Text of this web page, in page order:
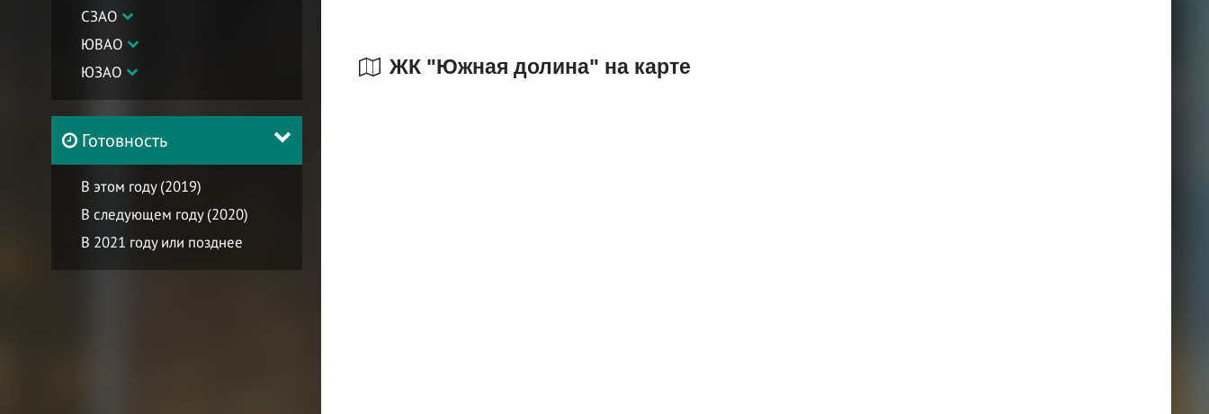
СЗАО
ЮВАО
ЮЗАО
Готовность
В этом году (2019)
В следующем году (2020)
В 2021 году или позднее
ЖК "Южная долина" на карте